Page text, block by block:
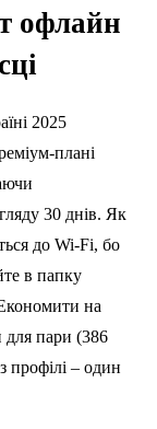
офлайн
2025
плані
30 днів. Як
до Wi-Fi, бо
в папку
на
для пари (386
профілі – один